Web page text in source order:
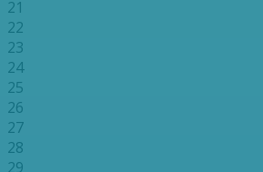
21
22
23
24
25
26
27
28
29